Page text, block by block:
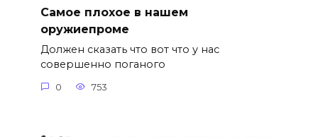
Самое плохое в нашем
оружиепроме
Должен сказать что вот что у нас
совершенно поганого
0 753